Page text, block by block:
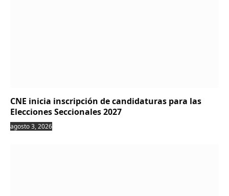
CNE inicia inscripción de candidaturas para las
Elecciones Seccionales 2027
agosto 3, 2026